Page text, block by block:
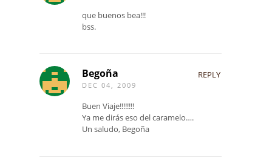
que buenos bea!!!
bss.
Begoña
DEC 04, 2009
REPLY
Buen Viaje!!!!!!!!
Ya me dirás eso del caramelo….
Un saludo, Begoña